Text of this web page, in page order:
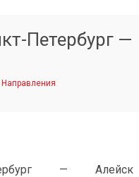
Петербург —
Направления
— Алейск